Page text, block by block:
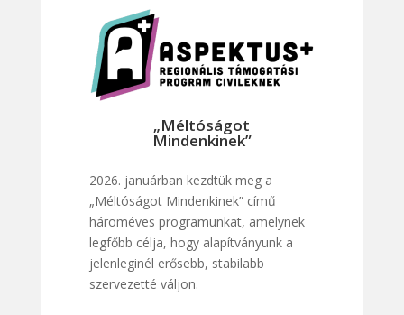
„Méltóságot
Mindenkinek”
2026. januárban kezdtük meg a
„Méltóságot Mindenkinek” című
hároméves programunkat, amelynek
legfőbb célja, hogy alapítványunk a
jelenleginél erősebb, stabilabb
szervezetté váljon.